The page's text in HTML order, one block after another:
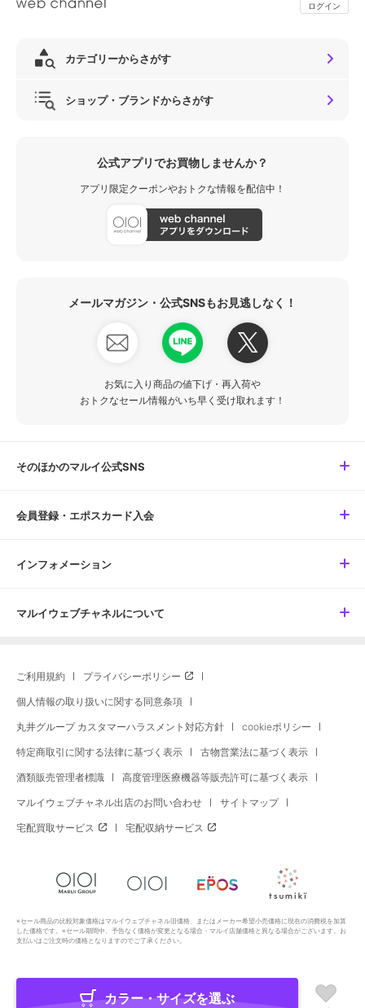
ログイン
カテゴリーからさがす
ショップ・ブランドからさがす
公式アプリでお買物しませんか？
アプリ限定クーポンやおトクな情報を配信中！
メールマガジン・公式SNSもお見逃しなく！
お気に入り商品の値下げ・再入荷や
おトクなセール情報がいち早く受け取れます！
そのほかのマルイ公式SNS
会員登録・エポスカード入会
インフォメーション
マルイウェブチャネルについて
ご利用規約 プライバシーポリシー
個人情報の取り扱いに関する同意条項
丸井グループ カスタマーハラスメント対応方針 cookieポリシー
特定商取引に関する法律に基づく表示 古物営業法に基づく表示
酒類販売管理者標識 高度管理医療機器等販売許可に基づく表示
マルイウェブチャネル出店のお問い合わせ サイトマップ
宅配買取サービス 宅配収納サービス
※セール商品の比較対象価格はマルイウェブチャネル旧価格、またはメーカー希望小売価格に現在の消費税を加算
した価格です。※セール期間中、予告なく価格が変更となる場合・マルイ店舗価格と異なる場合がございます。お
支払いはご注文時の価格となりますのでご了承ください。
Copyright All Rights Reserved. MARUI Co., Ltd
カラー・サイズを選ぶ